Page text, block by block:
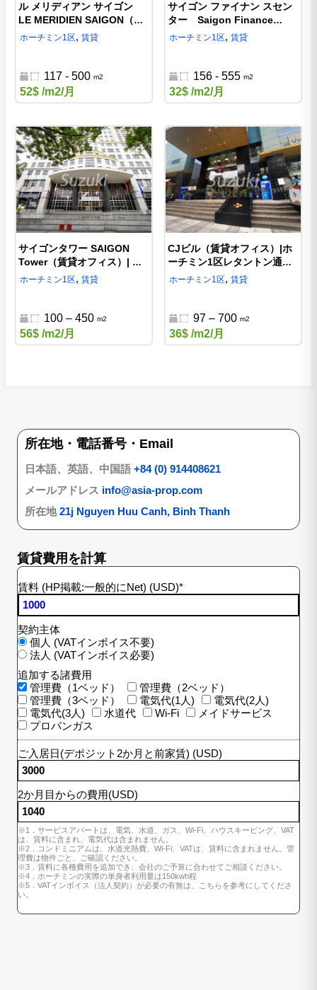
ル メリディアン サイゴン
LE MERIDIEN SAIGON（賃
貸オフィス）| ホーチミン1区
ホーチミン1区, 賃貸
117 - 500 m2
52$ /m2/月
サイゴン ファイナン スセン
ター Saigon Finance
Center（賃貸オフィス）| ホ
ホーチミン1区, 賃貸
156 - 555 m2
32$ /m2/月
サイゴンタワー SAIGON
Tower（賃貸オフィス）| ホ
ーチミン1区の現代的な賃貸
ホーチミン1区, 賃貸
100 – 450 m2
56$ /m2/月
CJビル（賃貸オフィス）|ホ
ーチミン1区レタントン通り
の賃貸オフィス
ホーチミン1区, 賃貸
97 – 700 m2
36$ /m2/月
所在地・電話番号・Email
日本語、英語、中国語 +84 (0) 914408621
メールアドレス info@asia-prop.com
所在地21j Nguyen Huu Canh, Binh Thanh
賃貸費用を計算
賃料 (HP掲載:一般的にNet) (USD)*
契約主体
個人 (VATインボイス不要)
法人 (VATインボイス必要)
追加する諸費用
管理費（1ベッド）
管理費（2ベッド）
管理費（3ベッド）
電気代(1人)
電気代(2人)
電気代(3人)
水道代 Wi-Fi
メイドサービス
プロパンガス
ご入居日(デポジット2か月と前家賃) (USD)
2か月目からの費用(USD)
※1．サービスアパートは、電気、水道、ガス、Wi-Fi、ハウスキーピング、VAT
は、賃料に含まれ、電気代は含まれません。
※2．コンドミニアムは、水道光熱費、Wi-Fi、VATは、賃料に含まれません。管
理費は物件ごと、ご確認ください。
※3．賃料に各種費用を追加でき、会社のご予算に合わせてご相談ください。
※4．ホーチミンの実際の単身者利用量は150kwh程
※5．VATインボイス（法人契約）が必要の有無は、こちらを参考にしてくださ
い。